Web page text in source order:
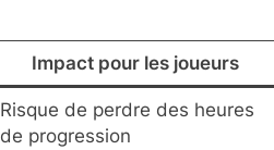
Impact pour les joueurs
Risque de perdre des heures
de progression